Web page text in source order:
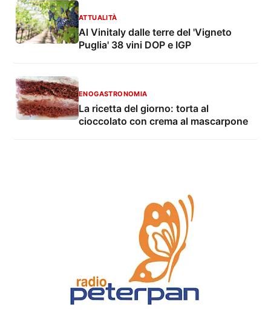
ATTUALITÀ
Al Vinitaly dalle terre del 'Vigneto
Puglia' 38 vini DOP e IGP
ENOGASTRONOMIA
La ricetta del giorno: torta al
cioccolato con crema al mascarpone